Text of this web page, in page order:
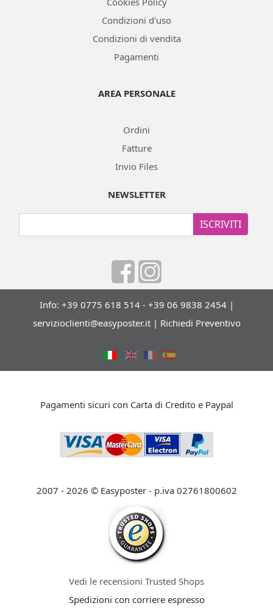
Condizioni d'uso
Condizioni di vendita
Pagamenti
AREA PERSONALE
Ordini
Fatture
Invio Files
NEWSLETTER
ISCRIVITI
Info: +39 0775 618 514 - +39 06 9838 2454 |
servizioclienti@easyposter.it| Richiedi Preventivo
Pagamenti sicuri con Carta di Credito e Paypal
2007 - 2026 © Easyposter - p.iva 02761800602
Vedi le recensioni Trusted Shops
Spedizioni con corriere espresso